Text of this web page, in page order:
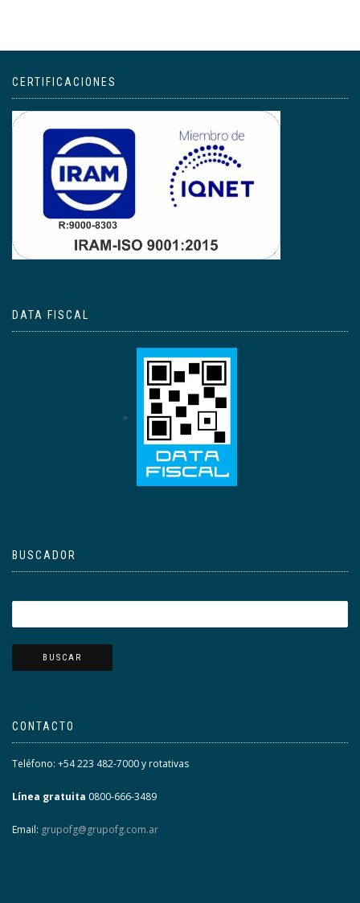
CERTIFICACIONES
DATA FISCAL
BUSCADOR
CONTACTO
Teléfono: +54 223 482-7000 y rotativas
Línea gratuita 0800-666-3489
Email: grupofg@grupofg.com.ar